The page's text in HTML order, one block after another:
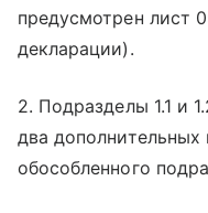
предусмотрен лист
декларации).
2. Подразделы 1.1 и
два
обособленного